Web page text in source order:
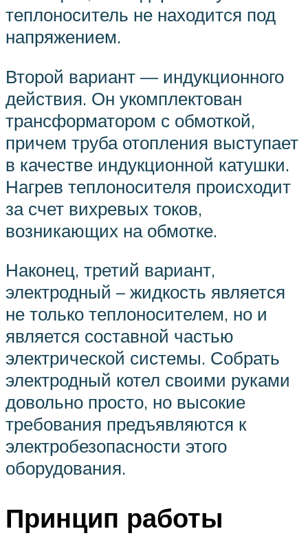
теплоноситель не находится под
напряжением.
Второй вариант — индукционного
действия. Он укомплектован
трансформатором с обмоткой,
причем труба отопления выступает
в качестве индукционной катушки.
Нагрев теплоносителя происходит
за счет вихревых токов,
возникающих на обмотке.
Наконец, третий вариант,
электродный – жидкость является
не только теплоносителем, но и
является составной частью
электрической системы. Собрать
электродный котел своими руками
довольно просто, но высокие
требования предъявляются к
электробезопасности этого
оборудования.
Принцип работы